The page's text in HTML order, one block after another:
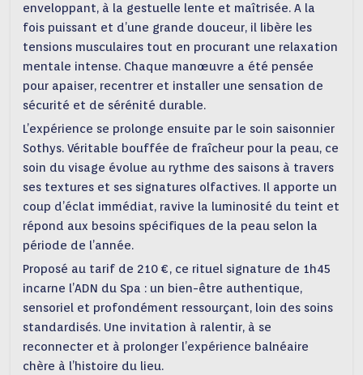
enveloppant, à la gestuelle lente et maîtrisée. A la
fois puissant et d’une grande douceur, il libère les
tensions musculaires tout en procurant une relaxation
mentale intense. Chaque manœuvre a été pensée
pour apaiser, recentrer et installer une sensation de
sécurité et de sérénité durable.
L’expérience se prolonge ensuite par le soin saisonnier
Sothys. Véritable bouffée de fraîcheur pour la peau, ce
soin du visage évolue au rythme des saisons à travers
ses textures et ses signatures olfactives. Il apporte un
coup d’éclat immédiat, ravive la luminosité du teint et
répond aux besoins spécifiques de la peau selon la
période de l’année.
Proposé au tarif de 210 €, ce rituel signature de 1h45
incarne l’ADN du Spa : un bien-être authentique,
sensoriel et profondément ressourçant, loin des soins
standardisés. Une invitation à ralentir, à se
reconnecter et à prolonger l’expérience balnéaire
chère à l’histoire du lieu.